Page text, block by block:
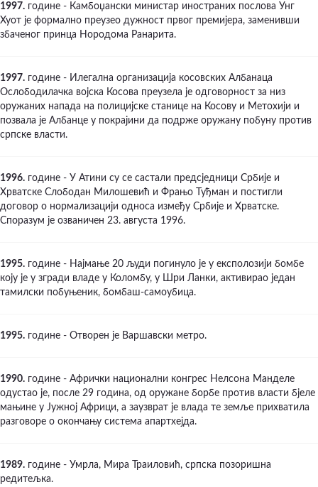
1997. године - Камбоџански министар иностраних послова Унг
Хуот је формално преузео дужност првог премијера, заменивши
збаченог принца Нородома Ранарита.
1997. године - Илегална организација косовских Албанаца
Ослободилачка војска Косова преузела је одговорност за низ
оружаних напада на полицијске станице на Косову и Метохији и
позвала је Албанце у покрајини да подрже оружану побуну против
српске власти.
1996. године - У Атини су се састали предсједници Србије и
Хрватске Слободан Милошевић и Фрањо Туђман и постигли
договор о нормализацији односа између Србије и Хрватске.
Споразум је озваничен 23. августа 1996.
1995. године - Најмање 20 људи погинуло је у експолозији бомбе
коју је у згради владе у Коломбу, у Шри Ланки, активирао један
тамилски побуњеник, бомбаш-самоубица.
1995. године - Отворен је Варшавски метро.
1990. године - Афрички национални конгрес Нелсона Манделе
одустао је, после 29 година, од оружане борбе против власти бјеле
мањине у Јужној Африци, а заузврат је влада те земље прихватила
разговоре о окончању система апартхејда.
1989. године - Умрла, Мира Траиловић, српска позоришна
редитељка.